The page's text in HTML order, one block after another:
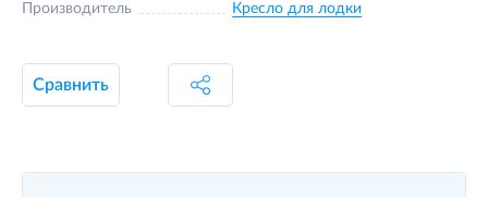
Производитель Кресло для лодки
Сравнить